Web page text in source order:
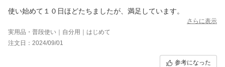
使い始めて１０日ほどたちましたが、満足しています。
さらに表示
実用品・普段使い｜自分用｜はじめて
注文日：2024/09/01
参考になった